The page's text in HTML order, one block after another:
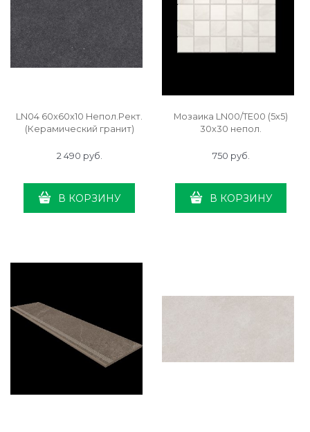
LN04 60x60x10 Непол.Рект.
(Керамический гранит)
2 490 руб.
В КОРЗИНУ
Мозаика LN00/TE00 (5х5)
30x30 непол.
750 руб.
В КОРЗИНУ